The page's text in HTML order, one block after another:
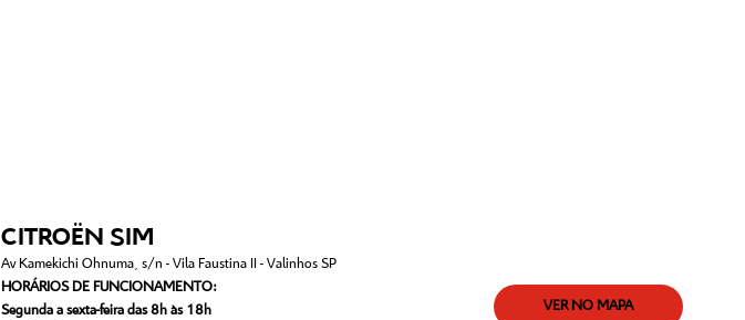
CITROËN SIM
Av Kamekichi Ohnuma, s/n - Vila Faustina II - Valinhos SP
HORÁRIOS DE FUNCIONAMENTO:
Segunda a sexta-feira das 8h às 18h
VER NO MAPA